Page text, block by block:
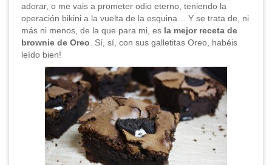
adorar, o me vais a prometer odio eterno, teniendo la
operación bikini a la vuelta de la esquina… Y se trata de, ni
más ni menos, de la que para mi, es la mejor receta de
brownie de Oreo . Sí, sí, con sus galletitas Oreo, habéis
leído bien!